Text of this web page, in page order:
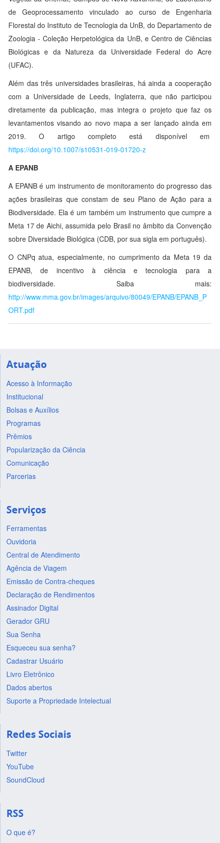
de Geoprocessamento vinculado ao curso de Engenharia
Florestal do Instituto de Tecnologia da UnB, do Departamento de
Zoologia - Coleção Herpetológica da UnB, e Centro de Ciências
Biológicas e da Natureza da Universidade Federal do Acre
(UFAC).
Além das três universidades brasileiras, há ainda a cooperação
com a Universidade de Leeds, Inglaterra, que não participou
diretamente da publicação, mas integra o projeto que faz os
levantamentos visando ao novo mapa a ser lançado ainda em
2019. O artigo completo está disponível em
https://doi.org/10.1007/s10531-019-01720-z
A EPANB
A EPANB é um instrumento de monitoramento do progresso das
ações brasileiras que constam de seu Plano de Ação para a
Biodiversidade. Ela é um também um instrumento que cumpre a
Meta 17 de Aichi, assumida pelo Brasil no âmbito da Convenção
sobre Diversidade Biológica (CDB, por sua sigla em português).
O CNPq atua, especialmente, no cumprimento da Meta 19 da
EPANB, de incentivo à ciência e tecnologia para a
biodiversidade. Saiba mais:
http://www.mma.gov.br/images/arquivo/80049/EPANB/EPANB_P
ORT.pdf
Atuação
Acesso à Informação
Institucional
Bolsas e Auxílios
Programas
Prêmios
Popularização da Ciência
Comunicação
Parcerias
Serviços
Ferramentas
Ouvidoria
Central de Atendimento
Agência de Viagem
Emissão de Contra-cheques
Declaração de Rendimentos
Assinador Digital
Gerador GRU
Sua Senha
Esqueceu sua senha?
Cadastrar Usuário
Livro Eletrônico
Dados abertos
Suporte a Propriedade Intelectual
Redes Sociais
Twitter
YouTube
SoundCloud
RSS
O que é?